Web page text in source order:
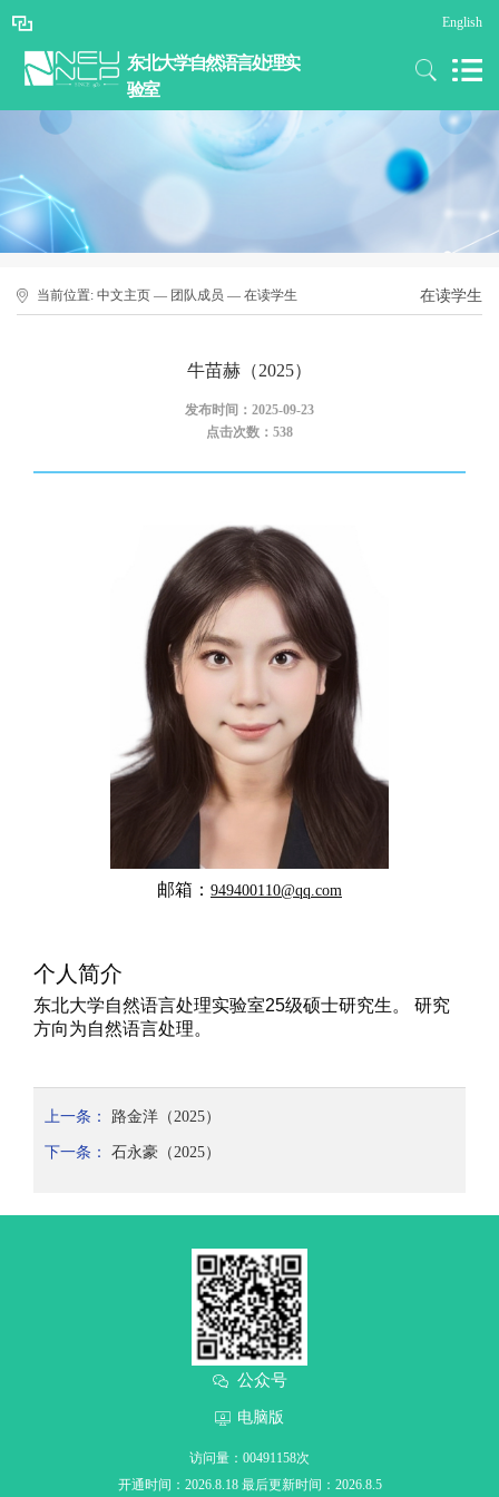
东北大学自然语言处理实
验室
English
当前位置: 中文主页 — 团队成员 — 在读学生 在读学生
牛苗赫（2025）
发布时间：2025-09-23
点击次数： 538
邮箱： 949400110@qq.com
个人简介
东北大学自然语言处理实验室25级硕士研究生。
研究
方向为自然语言处理。
上一条： 路金洋（2025）
下一条： 石永豪（2025）
公众号
电脑版
访问量： 00491158次
开通时间： 2026. 8. 18 最后更新时间： 2026. 8. 5